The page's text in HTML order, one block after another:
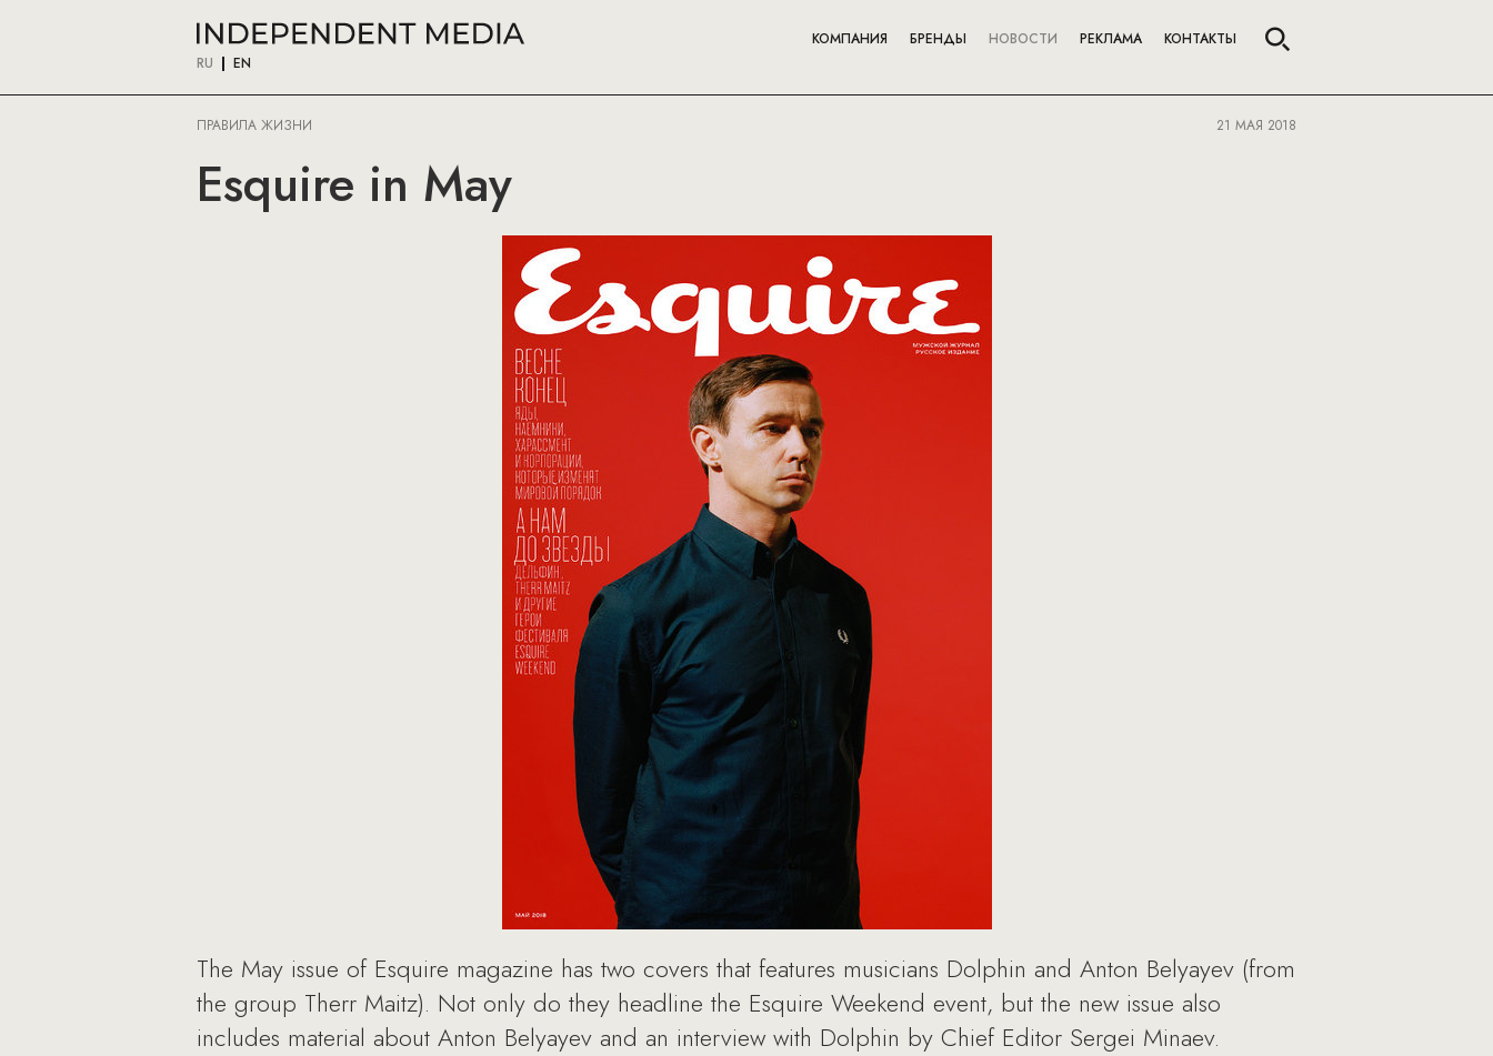
RU EN
КОМПАНИЯ БРЕНДЫ НОВОСТИ РЕКЛАМА КОНТАКТЫ
ПРАВИЛА ЖИЗНИ 21 МАЯ 2018
Esquire in May
The May issue of Esquire magazine has two covers that features musicians Dolphin and Anton Belyayev (from
the group Therr Maitz). Not only do they headline the Esquire Weekend event, but the new issue also
includes material about Anton Belyayev and an interview with Dolphin by Chief Editor Sergei Minaev.